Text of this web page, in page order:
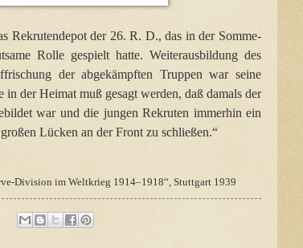
Rekrutendepot der 26. R. D., das in der Somme-
Rolle gespielt hatte. Weiterausbildung des
der abgekämpften Truppen war seine
der Heimat muß gesagt werden, daß damals der
war und die jungen Rekruten immerhin ein
Lücken an der Front zu schließen.“
Division im Weltkrieg 1914–1918“, Stuttgart 1939